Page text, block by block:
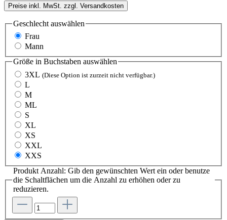
Preise inkl. MwSt. zzgl. Versandkosten
Geschlecht auswählen
Frau
Mann
Größe in Buchstaben auswählen
3XL (Diese Option ist zurzeit nicht verfügbar.)
L
M
ML
S
XL
XS
XXL
XXS
Produkt Anzahl: Gib den gewünschten Wert ein oder benutze
die Schaltflächen um die Anzahl zu erhöhen oder zu
reduzieren.